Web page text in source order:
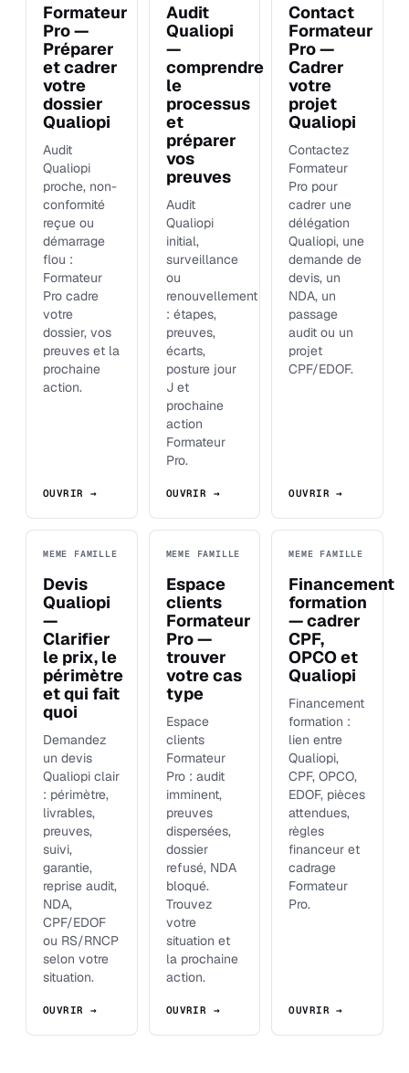
Formateur
Pro —
Préparer
et cadrer
votre
dossier
Qualiopi
Audit
Qualiopi
proche, non-
conformité
reçue ou
démarrage
flou :
Formateur
Pro cadre
votre
dossier, vos
preuves et la
prochaine
action.
OUVRIR →
Audit
Qualiopi
—
comprendre
le
processus
et
préparer
vos
preuves
Audit
Qualiopi
initial,
surveillance
ou
renouvellement
: étapes,
preuves,
écarts,
posture jour
J et
prochaine
action
Formateur
Pro.
OUVRIR →
Contact
Formateur
Pro —
Cadrer
votre
projet
Qualiopi
Contactez
Formateur
Pro pour
cadrer une
délégation
Qualiopi, une
demande de
devis, un
NDA, un
passage
audit ou un
projet
CPF/EDOF.
OUVRIR →
MEME FAMILLE
Devis
Qualiopi
—
Clarifier
le prix, le
périmètre
et qui fait
quoi
Demandez
un devis
Qualiopi clair
: périmètre,
livrables,
preuves,
suivi,
garantie,
reprise audit,
NDA,
CPF/EDOF
ou RS/RNCP
selon votre
situation.
OUVRIR →
MEME FAMILLE
Espace
clients
Formateur
Pro —
trouver
votre cas
type
Espace
clients
Formateur
Pro : audit
imminent,
preuves
dispersées,
dossier
refusé, NDA
bloqué.
Trouvez
votre
situation et
la prochaine
action.
OUVRIR →
MEME FAMILLE
Financement
formation
— cadrer
CPF,
OPCO et
Qualiopi
Financement
formation :
lien entre
Qualiopi,
CPF, OPCO,
EDOF, pièces
attendues,
règles
financeur et
cadrage
Formateur
Pro.
OUVRIR →